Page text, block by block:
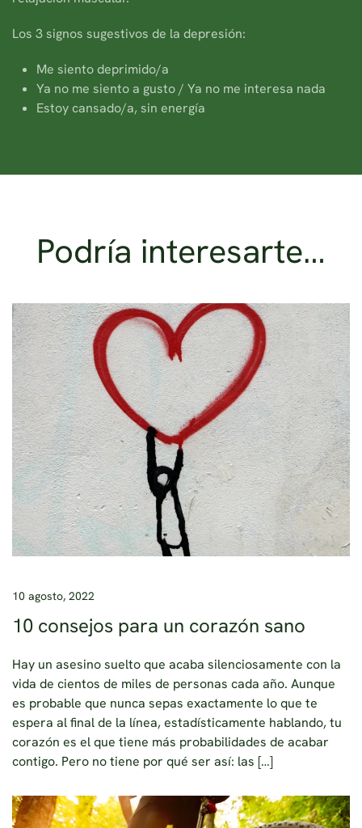
Los 3 signos sugestivos de la depresión:
Me siento deprimido/a
Ya no me siento a gusto / Ya no me interesa nada
Estoy cansado/a, sin energía
Podría interesarte…
10 agosto, 2022
10 consejos para un corazón sano
Hay un asesino suelto que acaba silenciosamente con la
vida de cientos de miles de personas cada año. Aunque
es probable que nunca sepas exactamente lo que te
espera al final de la línea, estadísticamente hablando, tu
corazón es el que tiene más probabilidades de acabar
contigo. Pero no tiene por qué ser así: las […]